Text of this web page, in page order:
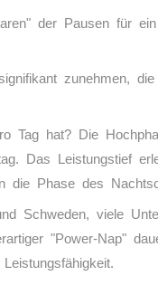
der Pausen für ein
zunehmen, die
Tag hat? Die
Das Leistungstief
die Phase des
Schweden, viele
"Power-Nap"